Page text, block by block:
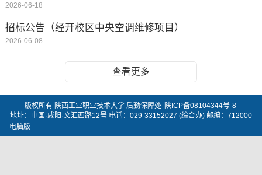
2026-06-18
招标公告（经开校区中央空调维修项目）
2026-06-08
查看更多
版权所有 陕西工业职业技术大学 后勤保障处 陕ICP备08104344号-8
地址：中国·咸阳·文汇西路12号 电话：029-33152027 (综合办) 邮编：712000
电脑版